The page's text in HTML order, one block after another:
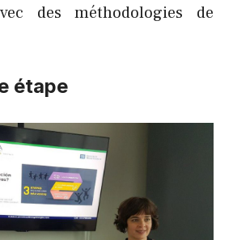
des méthodologies de
étape